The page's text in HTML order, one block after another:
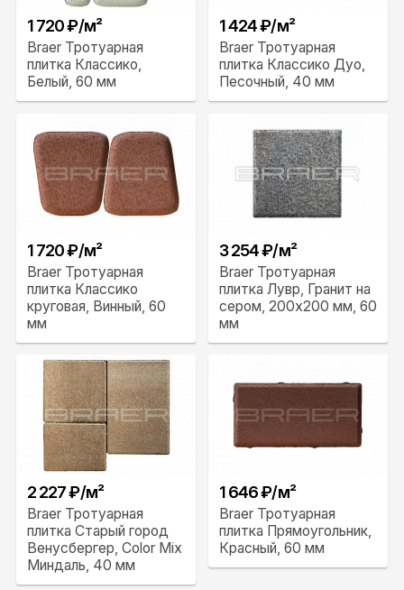
1 720 ₽/м²
Braer Тротуарная
плитка Классико,
Белый, 60 мм
1 424 ₽/м²
Braer Тротуарная
плитка Классико Дуо,
Песочный, 40 мм
1 720 ₽/м²
Braer Тротуарная
плитка Классико
круговая, Винный, 60
мм
3 254 ₽/м²
Braer Тротуарная
плитка Лувр, Гранит на
сером, 200х200 мм, 60
мм
2 227 ₽/м²
Braer Тротуарная
плитка Старый город
Венусбергер, Color Mix
Миндаль, 40 мм
1 646 ₽/м²
Braer Тротуарная
плитка Прямоугольник,
Красный, 60 мм